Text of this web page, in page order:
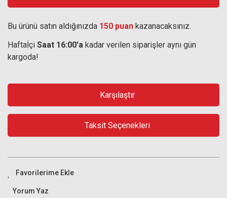
Bu ürünü satın aldığınızda 150 puan kazanacaksınız.
Haftaİçi Saat 16:00'a kadar verilen siparişler aynı gün
kargoda!
Karşılaştır
Taksit Seçenekleri
Yorum Yaz